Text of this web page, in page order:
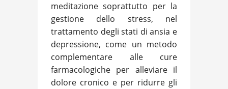
meditazione soprattutto per la
gestione dello stress, nel
trattamento degli stati di ansia e
depressione, come un metodo
complementare alle cure
farmacologiche per alleviare il
dolore cronico e per ridurre gli